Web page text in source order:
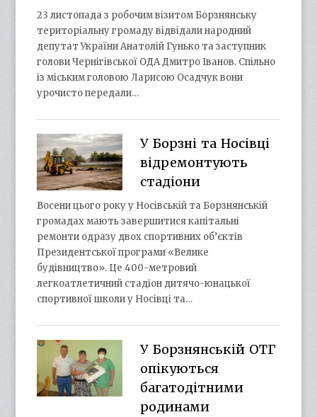
23 листопада з робочим візитом Борзнянську
територіальну громаду відвідали народний
депутат України Анатолій Гунько та заступник
голови Чернігівської ОДА Дмитро Іванов. Спільно
із міським головою Ларисою Осадчук вони
урочисто передали…
У Борзні та Носівці
відремонтують
стадіони
Восени цього року у Носівській та Борзнянській
громадах мають завершитися капітальні
ремонти одразу двох спортивних об’єктів
Президентської програми «Велике
будівництво». Це 400-метровий
легкоатлетичний стадіон дитячо-юнацької
спортивної школи у Носівці та…
У Борзнянській ОТГ
опікуються
багатодітними
родинами